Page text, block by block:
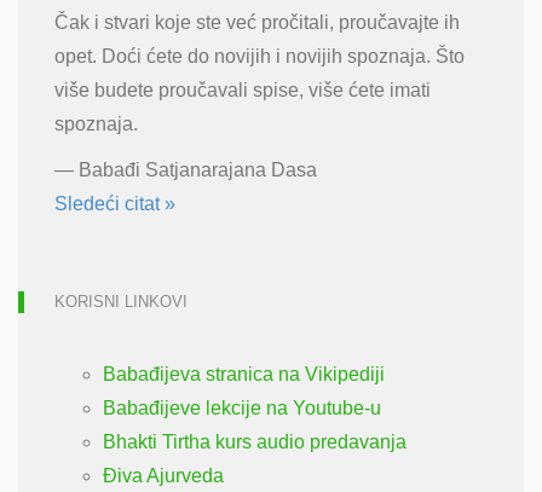
Čak i stvari koje ste već pročitali, proučavajte ih
opet. Doći ćete do novijih i novijih spoznaja. Što
više budete proučavali spise, više ćete imati
spoznaja.
— Babađi Satjanarajana Dasa
Sledeći citat »
KORISNI LINKOVI
Babađijeva stranica na Vikipediji
Babađijeve lekcije na Youtube-u
Bhakti Tirtha kurs audio predavanja
Điva Ajurveda